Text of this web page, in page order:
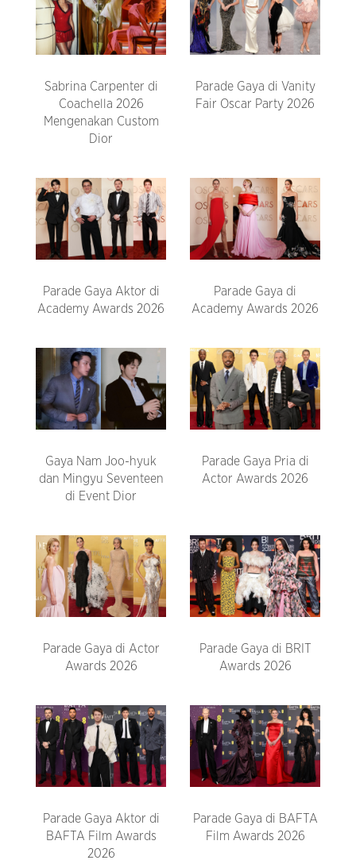
Sabrina Carpenter di
Coachella 2026
Mengenakan Custom
Dior
Parade Gaya di Vanity
Fair Oscar Party 2026
Parade Gaya Aktor di
Academy Awards 2026
Parade Gaya di
Academy Awards 2026
Gaya Nam Joo-hyuk
dan Mingyu Seventeen
di Event Dior
Parade Gaya Pria di
Actor Awards 2026
Parade Gaya di Actor
Awards 2026
Parade Gaya di BRIT
Awards 2026
Parade Gaya Aktor di
BAFTA Film Awards
2026
Parade Gaya di BAFTA
Film Awards 2026